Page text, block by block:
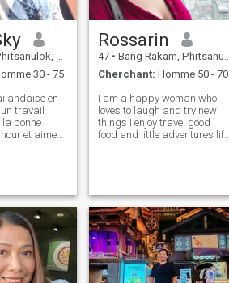
Thailande
30 - 75
en
travail
la bonne
et aime
agile et
un
t'aime, je
je t'aime, je
je t'aime, je
je t'aime, je
je t'aime, je
je t'aime, je
Rossarin
47 • Bang Rakam, Phitsanulok, Thailande
Cherchant: Homme 50 - 70
I am a happy woman who
loves to laugh and try new
things I enjoy travel good
food and little adventures life